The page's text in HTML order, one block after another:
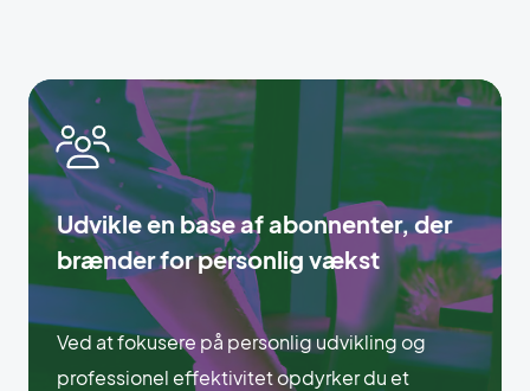
Udvikle en base af abonnenter, der
brænder for personlig vækst
Ved at fokusere på personlig udvikling og
professionel effektivitet opdyrker du et